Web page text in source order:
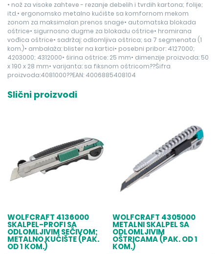
• nož za visoke zahteve - rezanje debelih i tvrdih kartona; folije;
itd.• ergonomsko metalno kućište sa komfornom mekom
zonom za maksimalan prenos snage• automatska blokada
oštrice• sigurnosno dugme za blokadu oštrice• hromirana
vođica oštrice• sadržaj: odlomljiva oštrica; sa 7 segmenata (1
kom.)• ambalaža: blister na kartici• posebni pribor: 4127000;
4203000; 4312000• širina oštrice: 25 mm• dimenzije proizvoda: 50
x 190 x 28 mm• varijanta: sa fiksnom oštricom??Šifra
proizvoda:4081000??EAN: 4006885408104
Slični proizvodi
WOLFCRAFT 4136000
SKALPEL-PROFI SA
ODLOMLJIVIM SEČIVOM;
METALNO KUĆIŠTE (PAK.
OD 1 KOM.)
WOLFCRAFT 4305000
METALNI SKALPEL SA
ODLOMLJIVIM
OŠTRICAMA (PAK. OD 1
KOM.)